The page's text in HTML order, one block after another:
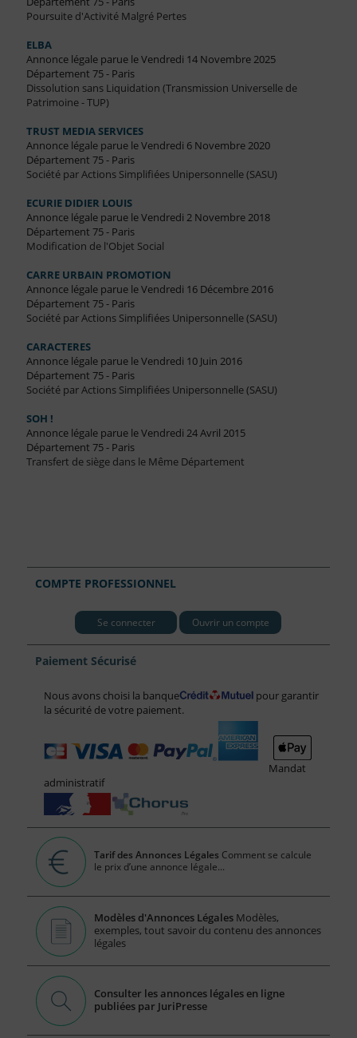
Poursuite d'Activité Malgré Pertes
ELBA
Annonce légale parue le Vendredi 14 Novembre 2025
Département 75 - Paris
Dissolution sans Liquidation (Transmission Universelle de
Patrimoine - TUP)
TRUST MEDIA SERVICES
Annonce légale parue le Vendredi 6 Novembre 2020
Département 75 - Paris
Société par Actions Simplifiées Unipersonnelle (SASU)
ECURIE DIDIER LOUIS
Annonce légale parue le Vendredi 2 Novembre 2018
Département 75 - Paris
Modification de l'Objet Social
CARRE URBAIN PROMOTION
Annonce légale parue le Vendredi 16 Décembre 2016
Département 75 - Paris
Société par Actions Simplifiées Unipersonnelle (SASU)
CARACTERES
Annonce légale parue le Vendredi 10 Juin 2016
Département 75 - Paris
Société par Actions Simplifiées Unipersonnelle (SASU)
SOH !
Annonce légale parue le Vendredi 24 Avril 2015
Département 75 - Paris
Transfert de siège dans le Même Département
COMPTE PROFESSIONNEL
Se connecter Ouvrir un compte
Paiement Sécurisé
Nous avons choisi la banque
pour garantir
la sécurité de votre paiement.
Mandat
administratif
Tarif des Annonces Légales Comment se calcule
le prix d’une annonce légale...
Modèles d'Annonces Légales Modèles,
exemples, tout savoir du contenu des annonces
légales
Consulter les annonces légales en ligne
publiées par JuriPresse